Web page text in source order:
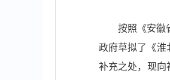
按照《安徽
政府草拟了《淮
补充之处，现向